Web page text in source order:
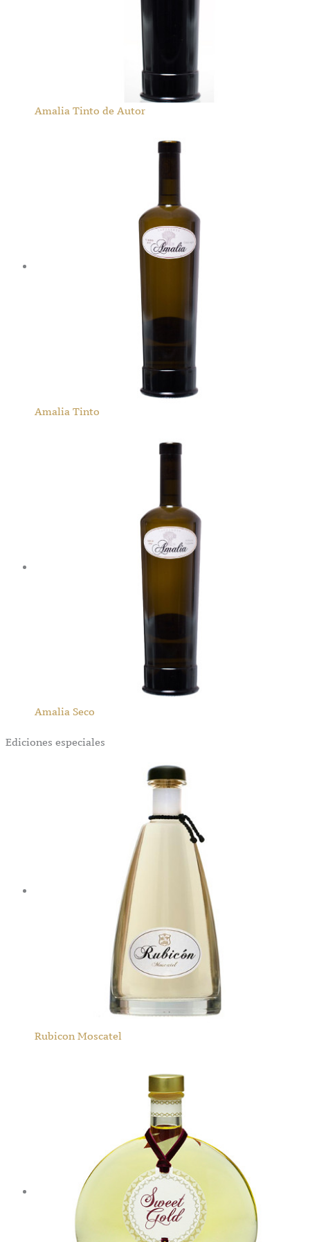
Amalia Tinto de Autor
Amalia Tinto
Amalia Seco
Ediciones especiales
Rubicon Moscatel